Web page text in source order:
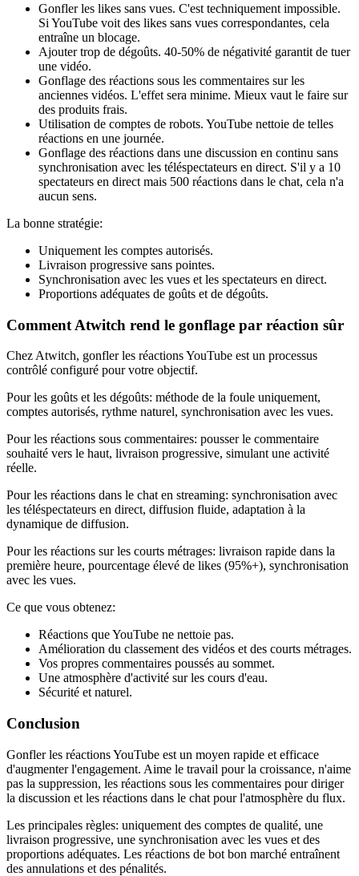
Gonfler les likes sans vues. C'est techniquement impossible.
Si YouTube voit des likes sans vues correspondantes, cela
entraîne un blocage.
Ajouter trop de dégoûts. 40-50% de négativité garantit de tuer
une vidéo.
Gonflage des réactions sous les commentaires sur les
anciennes vidéos. L'effet sera minime. Mieux vaut le faire sur
des produits frais.
Utilisation de comptes de robots. YouTube nettoie de telles
réactions en une journée.
Gonflage des réactions dans une discussion en continu sans
synchronisation avec les téléspectateurs en direct. S'il y a 10
spectateurs en direct mais 500 réactions dans le chat, cela n'a
aucun sens.
La bonne stratégie:
Uniquement les comptes autorisés.
Livraison progressive sans pointes.
Synchronisation avec les vues et les spectateurs en direct.
Proportions adéquates de goûts et de dégoûts.
Comment Atwitch rend le gonflage par réaction sûr
Chez Atwitch, gonfler les réactions YouTube est un processus
contrôlé configuré pour votre objectif.
Pour les goûts et les dégoûts: méthode de la foule uniquement,
comptes autorisés, rythme naturel, synchronisation avec les vues.
Pour les réactions sous commentaires: pousser le commentaire
souhaité vers le haut, livraison progressive, simulant une activité
réelle.
Pour les réactions dans le chat en streaming: synchronisation avec
les téléspectateurs en direct, diffusion fluide, adaptation à la
dynamique de diffusion.
Pour les réactions sur les courts métrages: livraison rapide dans la
première heure, pourcentage élevé de likes (95%+), synchronisation
avec les vues.
Ce que vous obtenez:
Réactions que YouTube ne nettoie pas.
Amélioration du classement des vidéos et des courts métrages.
Vos propres commentaires poussés au sommet.
Une atmosphère d'activité sur les cours d'eau.
Sécurité et naturel.
Conclusion
Gonfler les réactions YouTube est un moyen rapide et efficace
d'augmenter l'engagement. Aime le travail pour la croissance, n'aime
pas la suppression, les réactions sous les commentaires pour diriger
la discussion et les réactions dans le chat pour l'atmosphère du flux.
Les principales règles: uniquement des comptes de qualité, une
livraison progressive, une synchronisation avec les vues et des
proportions adéquates. Les réactions de bot bon marché entraînent
des annulations et des pénalités.